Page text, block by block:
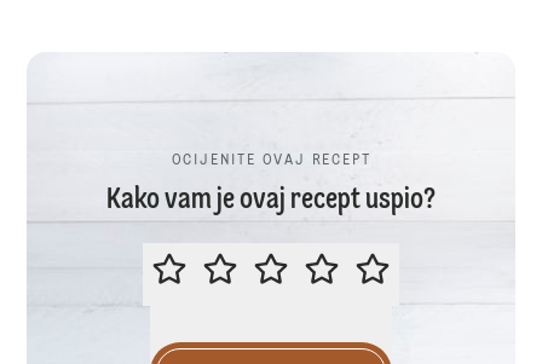
OCIJENITE OVAJ RECEPT
Kako vam je ovaj recept uspio?
OCIJENITE OVAJ RECEPT